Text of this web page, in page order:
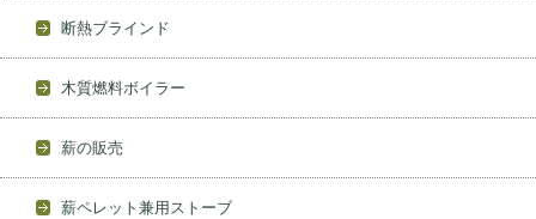
断熱ブラインド
木質燃料ボイラー
薪の販売
薪ペレット兼用ストーブ